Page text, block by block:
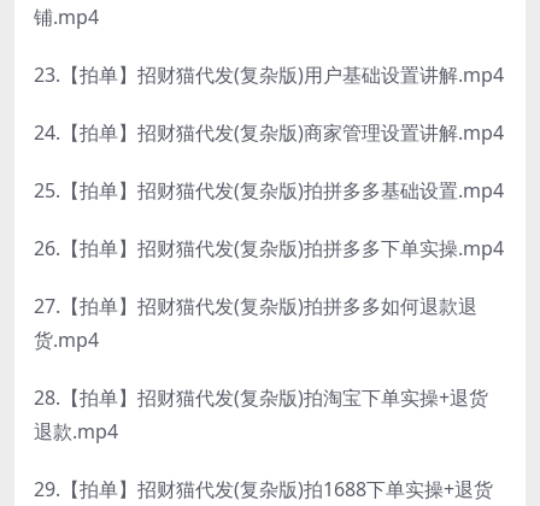
铺.mp4
23.【拍单】招财猫代发(复杂版)用户基础设置讲解.mp4
24.【拍单】招财猫代发(复杂版)商家管理设置讲解.mp4
25.【拍单】招财猫代发(复杂版)拍拼多多基础设置.mp4
26.【拍单】招财猫代发(复杂版)拍拼多多下单实操.mp4
27.【拍单】招财猫代发(复杂版)拍拼多多如何退款退
货.mp4
28.【拍单】招财猫代发(复杂版)拍淘宝下单实操+退货
退款.mp4
29.【拍单】招财猫代发(复杂版)拍1688下单实操+退货